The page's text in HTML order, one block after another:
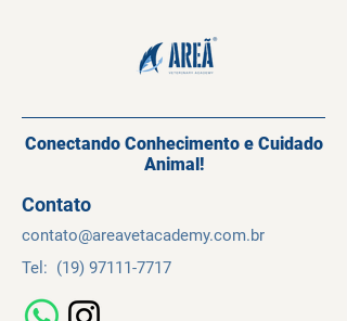
Conectando Conhecimento e Cuidado
Animal!
Contato
contato@areavetacademy.com.br
Tel: (19) 97111-7717